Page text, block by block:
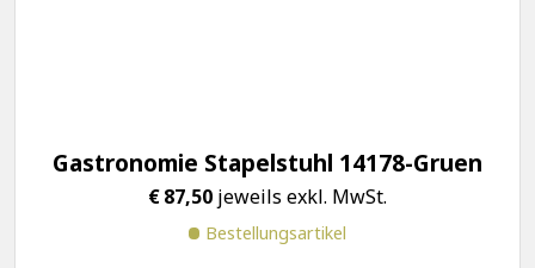
Gastronomie Stapelstuhl 14178-Gruen
€87,50 jeweils exkl. MwSt.
Bestellungsartikel